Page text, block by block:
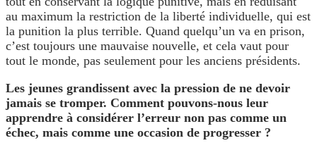
au maximum la restriction de la liberté individuelle, qui est
la punition la plus terrible. Quand quelqu’un va en prison,
c’est toujours une mauvaise nouvelle, et cela vaut pour
tout le monde, pas seulement pour les anciens présidents.
Les jeunes grandissent avec la pression de ne devoir
jamais se tromper. Comment pouvons-nous leur
apprendre à considérer l’erreur non pas comme un
échec, mais comme une occasion de progresser ?